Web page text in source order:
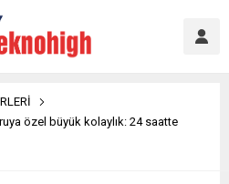
özel büyük kolaylık: 24 saatte